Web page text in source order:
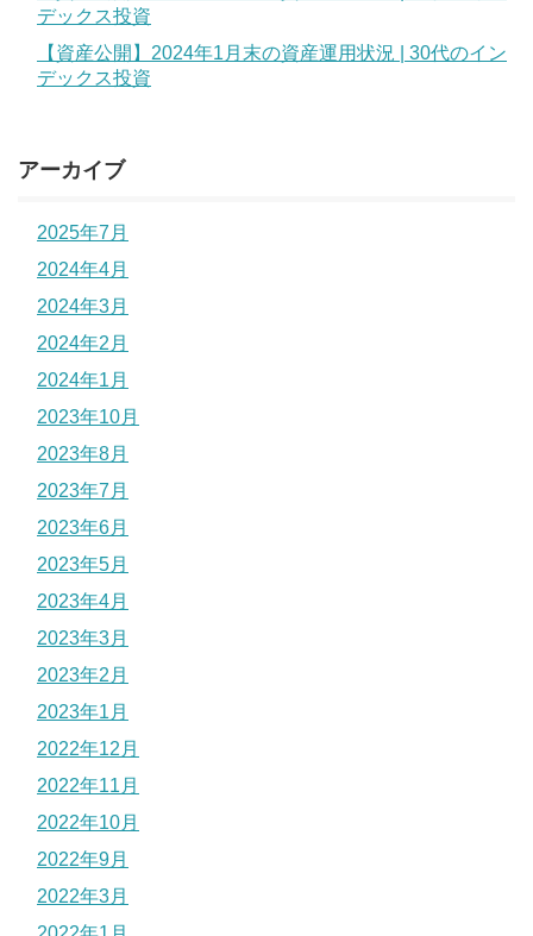
デックス投資
【資産公開】2024年1月末の資産運用状況 | 30代のイン
デックス投資
アーカイブ
2025年7月
2024年4月
2024年3月
2024年2月
2024年1月
2023年10月
2023年8月
2023年7月
2023年6月
2023年5月
2023年4月
2023年3月
2023年2月
2023年1月
2022年12月
2022年11月
2022年10月
2022年9月
2022年3月